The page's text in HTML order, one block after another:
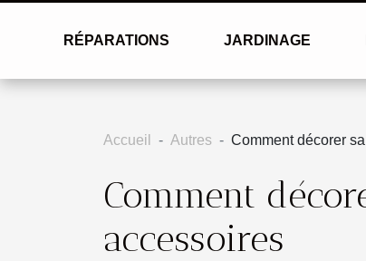
RÉPARATIONS JARDINAGE
Accueil Autres Comment décorer
Comment
accessoires